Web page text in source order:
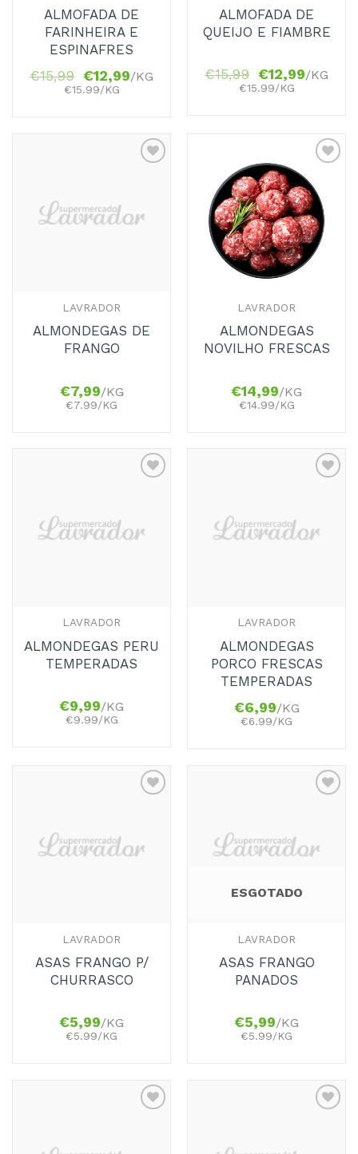
ALMOFADA DE
FARINHEIRA E
ESPINAFRES
€15,99 €12,99/KG
€15.99/KG
ALMOFADA DE
QUEIJO E FIAMBRE
€15,99 €12,99/KG
€15.99/KG
Favoritos
LAVRADOR
ALMONDEGAS DE
FRANGO
€7,99/KG
€7.99/KG
Adicionar
aos
Favoritos
LAVRADOR
ALMONDEGAS
NOVILHO FRESCAS
€14,99/KG
€14.99/KG
Favoritos
LAVRADOR
ALMONDEGAS PERU
TEMPERADAS
€9,99/KG
€9.99/KG
Favoritos
LAVRADOR
ALMONDEGAS
PORCO FRESCAS
TEMPERADAS
€6,99/KG
€6.99/KG
Favoritos
LAVRADOR
ASAS FRANGO P/
CHURRASCO
€5,99/KG
€5.99/KG
Favoritos
ESGOTADO
LAVRADOR
ASAS FRANGO
PANADOS
€5,99/KG
€5.99/KG